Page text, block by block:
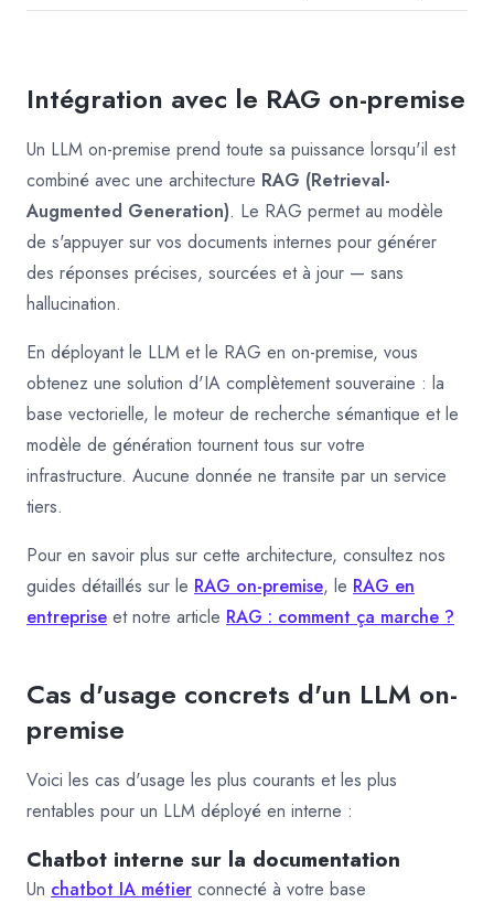
Intégration avec le RAG on-premise
Un LLM on-premise prend toute sa puissance lorsqu'il est
combiné avec une architecture RAG (Retrieval-
Augmented Generation). Le RAG permet au modèle
de s'appuyer sur vos documents internes pour générer
des réponses précises, sourcées et à jour — sans
hallucination.
En déployant le LLM et le RAG en on-premise, vous
obtenez une solution d'IA complètement souveraine : la
base vectorielle, le moteur de recherche sémantique et le
modèle de génération tournent tous sur votre
infrastructure. Aucune donnée ne transite par un service
tiers.
Pour en savoir plus sur cette architecture, consultez nos
guides détaillés sur le RAG on-premise, le RAG en
entreprise et notre article RAG : comment ça marche ?
Cas d'usage concrets d'un LLM on-
premise
Voici les cas d'usage les plus courants et les plus
rentables pour un LLM déployé en interne :
Chatbot interne sur la documentation
Un chatbot IA métier connecté à votre base